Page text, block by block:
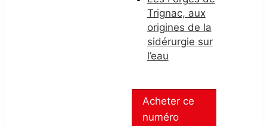
Trignac, aux
origines de la
sidérurgie sur
l’eau
Acheter ce
numéro